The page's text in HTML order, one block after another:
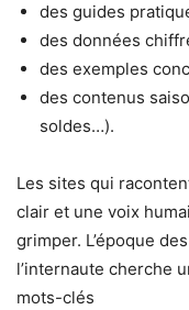
des guides
des données
des exemples
des contenus
soldes…).
Les sites qui
clair et une voix
grimper. L’époque
l’internaute cherche
mots-clés